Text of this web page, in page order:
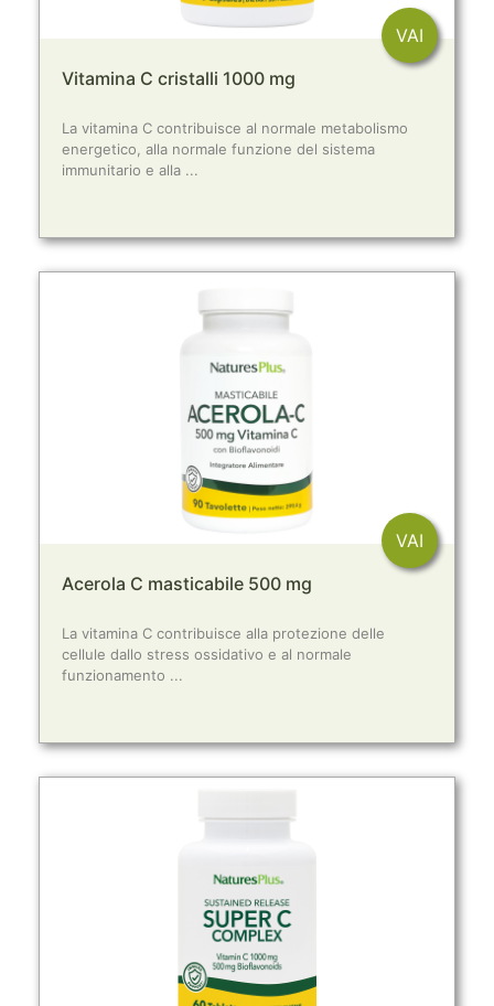
VAI
Vitamina C cristalli 1000 mg
La vitamina C contribuisce al normale metabolismo
energetico, alla normale funzione del sistema
immunitario e alla ...
VAI
Acerola C masticabile 500 mg
La vitamina C contribuisce alla protezione delle
cellule dallo stress ossidativo e al normale
funzionamento ...